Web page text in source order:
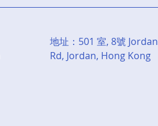
地址：501 室, 8號 Jordan
Rd, Jordan, Hong Kong